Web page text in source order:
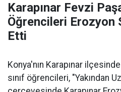
Karapınar Fevzi
Öğrencileri Erozyon
Etti
Konya'nın Karapınar
sınıf öğrencileri, "Yakından